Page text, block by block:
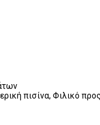
πισίνα, Φιλικό